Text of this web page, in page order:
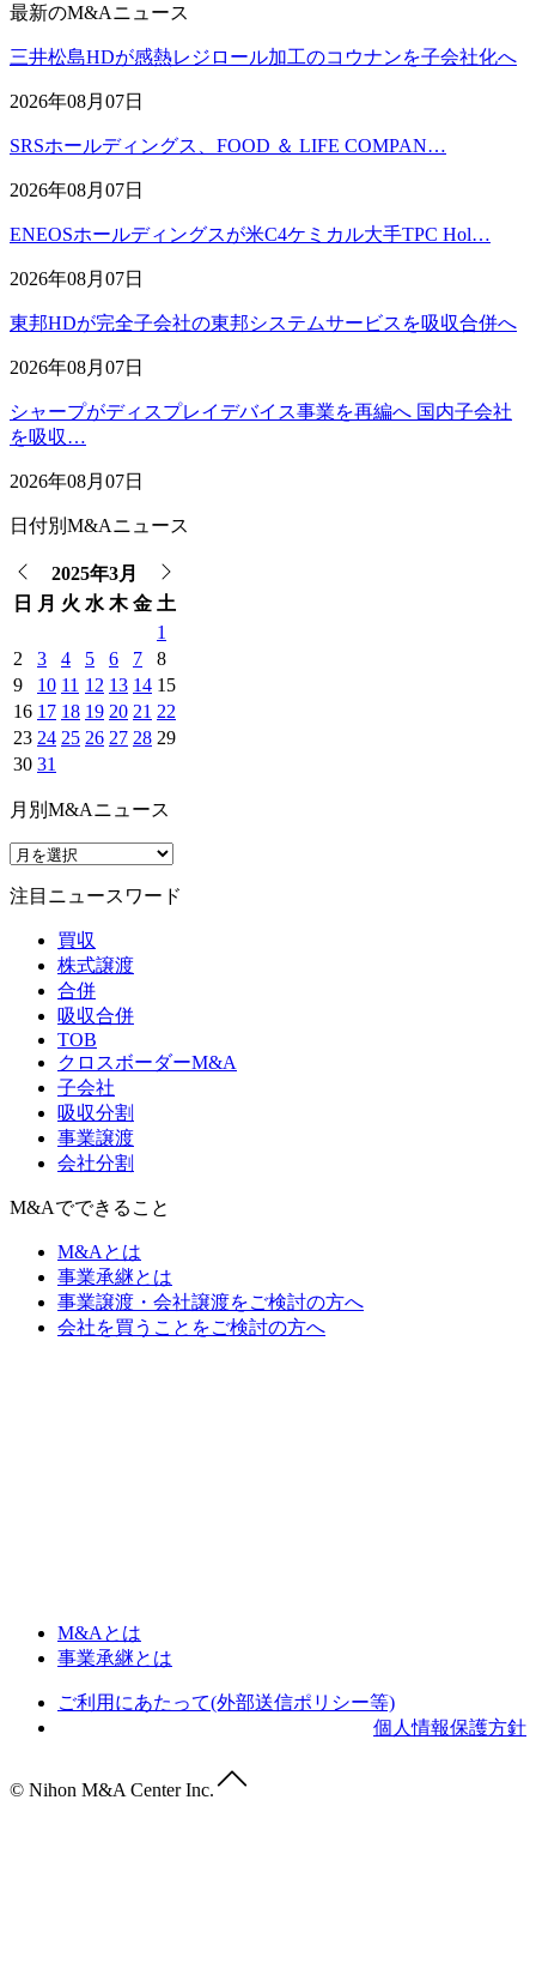
最新のM&Aニュース
三井松島HDが感熱レジロール加工のコウナンを子会社化へ
2026年08月07日
SRSホールディングス、FOOD ＆ LIFE COMPAN…
2026年08月07日
ENEOSホールディングスが米C4ケミカル大手TPC Hol…
2026年08月07日
東邦HDが完全子会社の東邦システムサービスを吸収合併へ
2026年08月07日
シャープがディスプレイデバイス事業を再編へ 国内子会社
を吸収…
2026年08月07日
日付別M&Aニュース
2025年3月
日
月 火 水 木 金 土
1
2
3 4 5 6 7
8
9
10 11 12 13 14 15
16 17 18 19 20 21 22
23 24 25 26 27 28 29
30 31
月別M&Aニュース
注目ニュースワード
買収
株式譲渡
合併
吸収合併
TOB
クロスボーダーM&A
子会社
吸収分割
事業譲渡
会社分割
M&Aでできること
M&Aとは
事業承継とは
事業譲渡・会社譲渡をご検討の方へ
会社を買うことをご検討の方へ
M&Aとは
事業承継とは
ご利用にあたって(外部送信ポリシー等)
個人情報保護方針
© Nihon M&A Center Inc.